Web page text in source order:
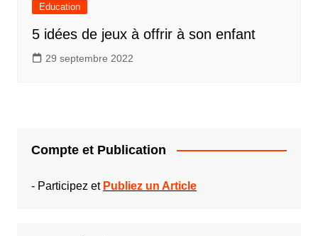
Education
5 idées de jeux à offrir à son enfant
29 septembre 2022
Compte et Publication
- Participez et Publiez un Article